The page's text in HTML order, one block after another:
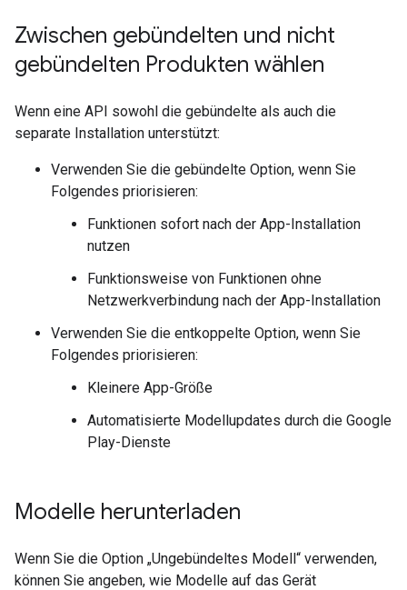
Zwischen gebündelten und nicht
gebündelten Produkten wählen
Wenn eine API sowohl die gebündelte als auch die
separate Installation unterstützt:
Verwenden Sie die gebündelte Option, wenn Sie
Folgendes priorisieren:
Funktionen sofort nach der App-Installation
nutzen
Funktionsweise von Funktionen ohne
Netzwerkverbindung nach der App-Installation
Verwenden Sie die entkoppelte Option, wenn Sie
Folgendes priorisieren:
Kleinere App-Größe
Automatisierte Modellupdates durch die Google
Play-Dienste
Modelle herunterladen
Wenn Sie die Option „Ungebündeltes Modell“ verwenden,
können Sie angeben, wie Modelle auf das Gerät